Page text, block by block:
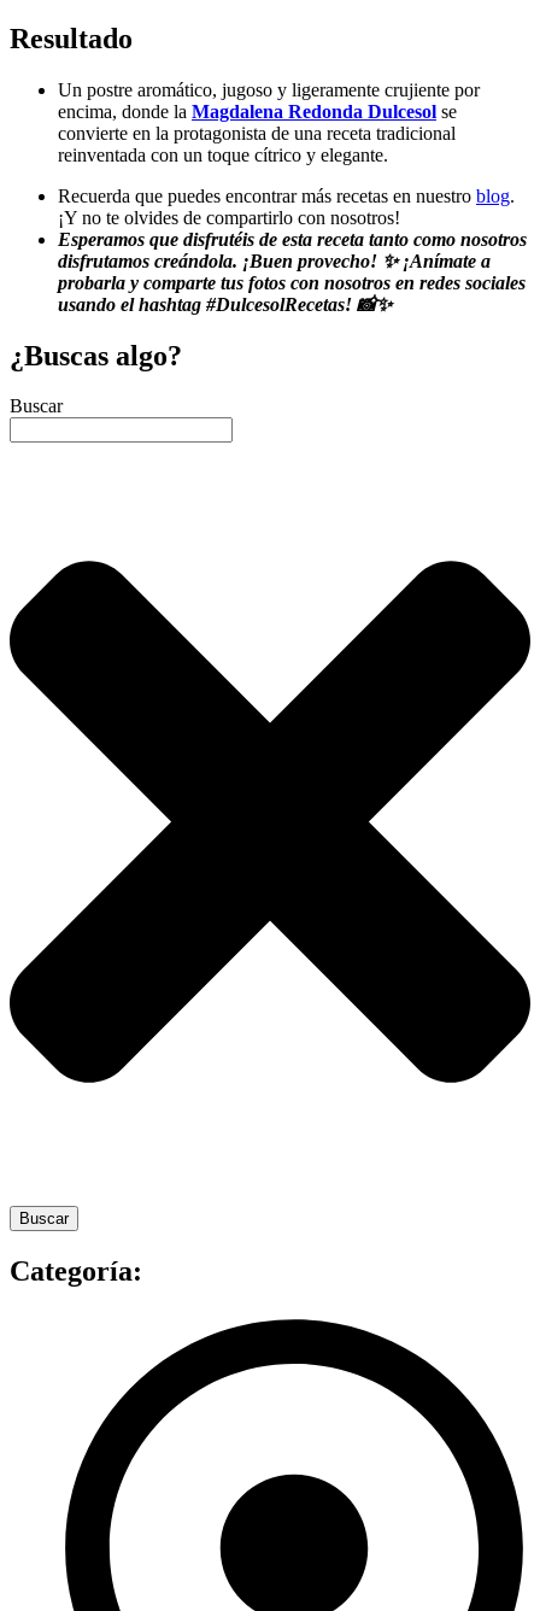
Resultado
Un postre aromático, jugoso y ligeramente crujiente por
encima, donde la Magdalena Redonda Dulcesol se
convierte en la protagonista de una receta tradicional
reinventada con un toque cítrico y elegante.
Recuerda que puedes encontrar más recetas en nuestro blog.
¡Y no te olvides de compartirlo con nosotros!
Esperamos que disfrutéis de esta receta tanto como nosotros
disfrutamos creándola. ¡Buen provecho! ✨ ¡Anímate a
probarla y comparte tus fotos con nosotros en redes sociales
usando el hashtag #DulcesolRecetas! 📸✨
¿Buscas algo?
Buscar
Buscar
Categoría: